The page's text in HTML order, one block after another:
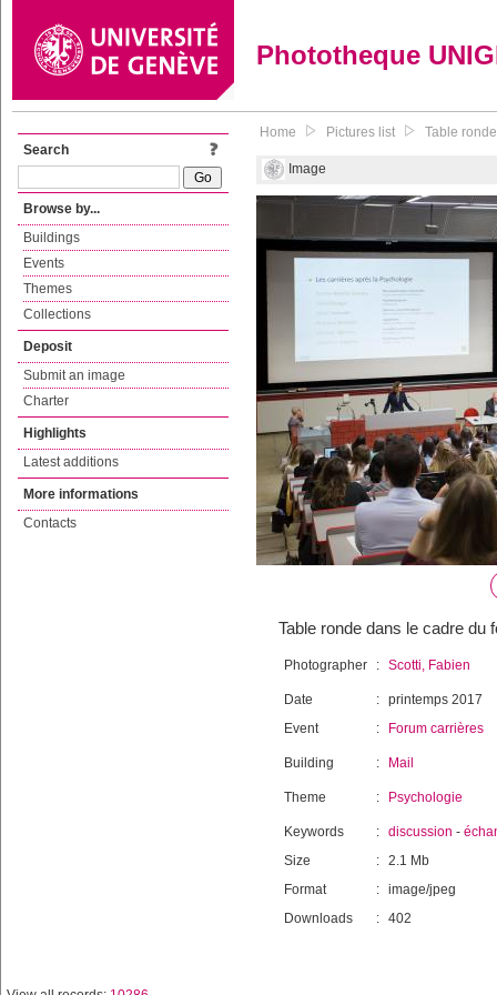
Phototheque
Search
Browse by...
Buildings
Events
Themes
Collections
Deposit
Submit an image
Charter
Highlights
Latest additions
More informations
Contacts
Home Pictures list Table
Image
Table ronde dans le cadre du
Photographer : Scotti, Fabien
Date : printemps 2017
Event
: Forum carrières
Building : Mail
Theme : Psychologie
Keywords : discussion -
Size
: 2.1 Mb
Format
: image/jpeg
Downloads
: 402